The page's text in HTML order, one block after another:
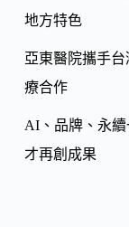
地方特色
亞東醫院攜手
療合作
AI、品牌、永
才再創成果